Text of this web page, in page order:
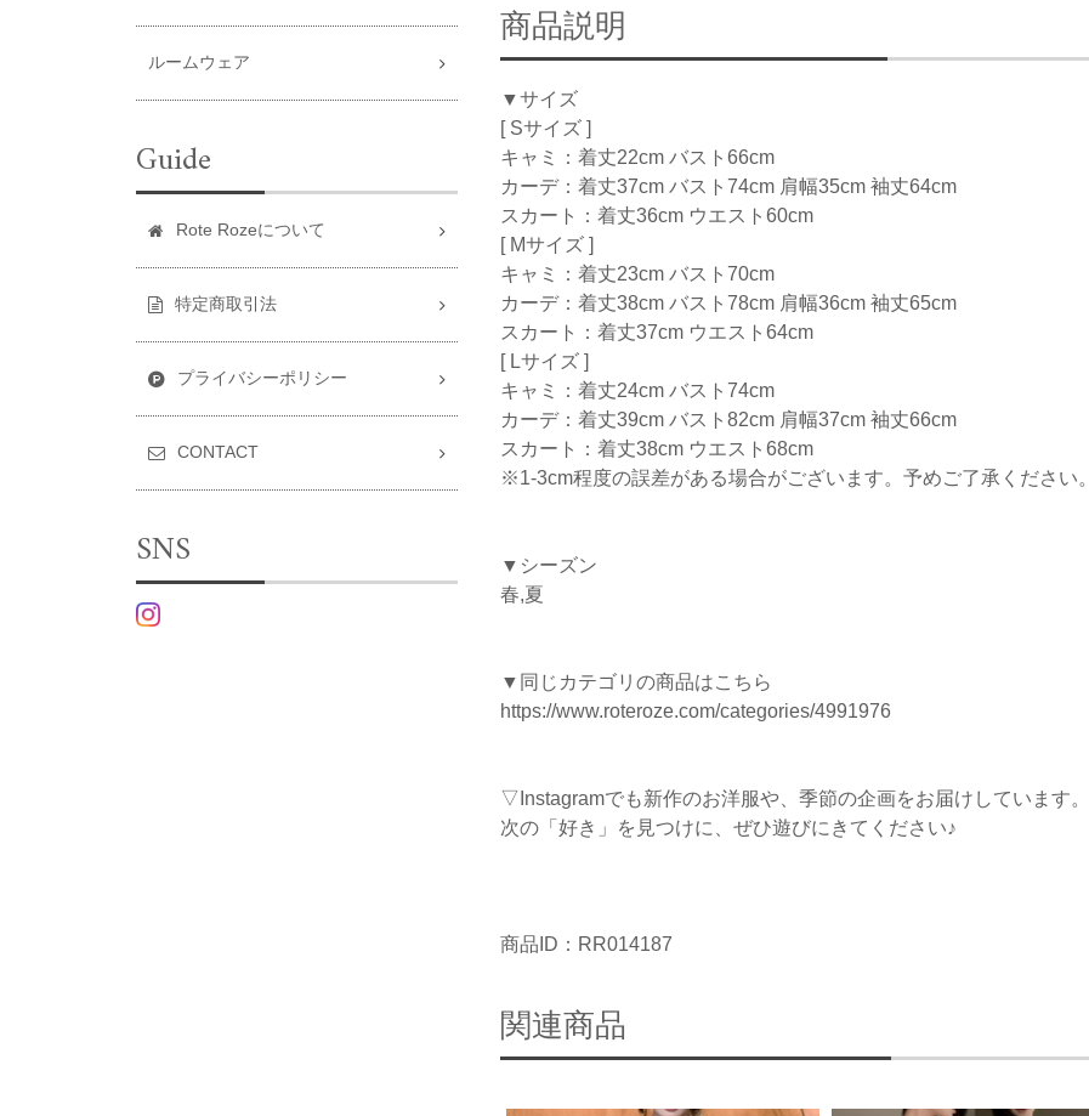
商品説明
▼サイズ
[ Sサイズ ]
キャミ：着丈22cm バスト66cm
カーデ：着丈37cm バスト74cm 肩幅35cm 袖丈64cm
スカート：着丈36cm ウエスト60cm
[ Mサイズ ]
キャミ：着丈23cm バスト70cm
カーデ：着丈38cm バスト78cm 肩幅36cm 袖丈65cm
スカート：着丈37cm ウエスト64cm
[ Lサイズ ]
キャミ：着丈24cm バスト74cm
カーデ：着丈39cm バスト82cm 肩幅37cm 袖丈66cm
スカート：着丈38cm ウエスト68cm
※1-3cm程度の誤差がある場合がございます。予めご了承ください。
▼シーズン
春,夏
▼同じカテゴリの商品はこちら
https://www.roteroze.com/categories/4991976
▽Instagramでも新作のお洋服や、季節の企画をお届けしています。
次の「好き」を見つけに、ぜひ遊びにきてください♪
商品ID：RR014187
関連商品
ルームウェア
Guide
Rote Rozeについて
特定商取引法
プライバシーポリシー
CONTACT
SNS